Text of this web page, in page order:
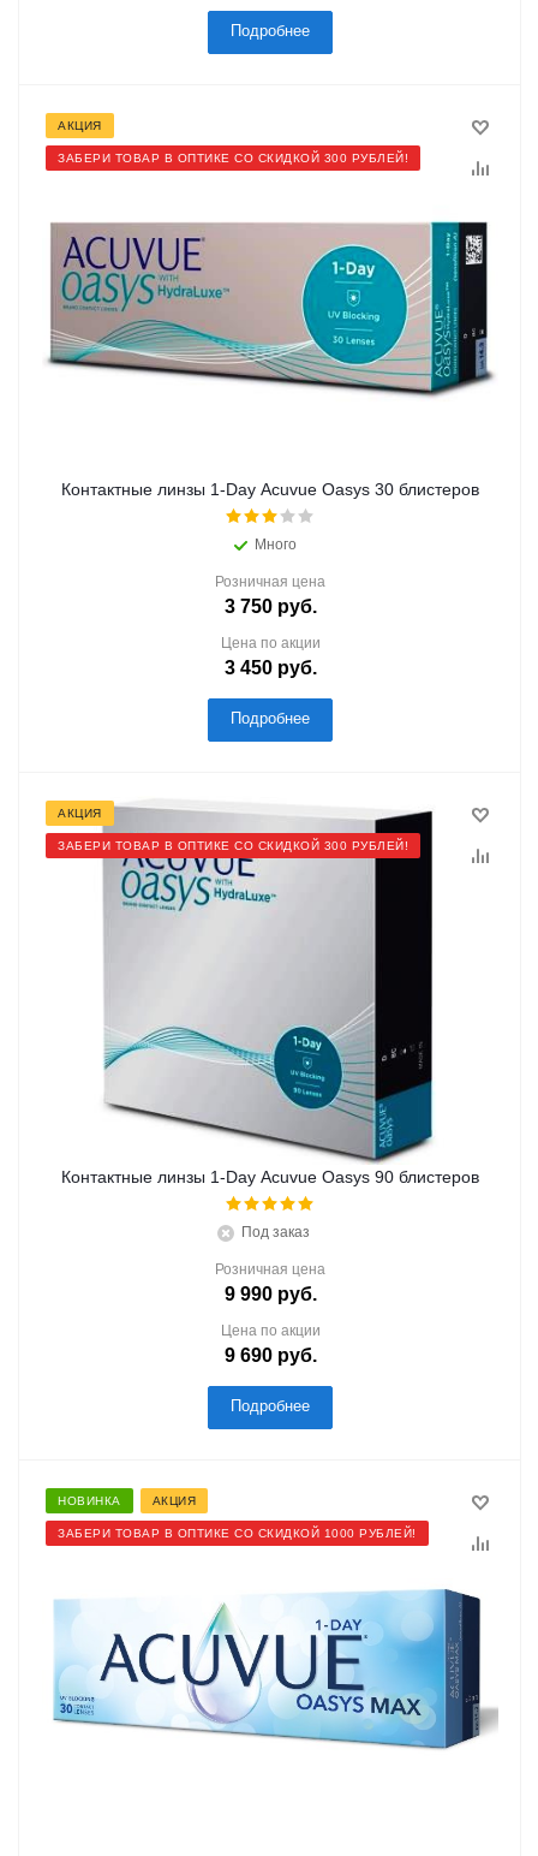
Подробнее
АКЦИЯ
ЗАБЕРИ ТОВАР В ОПТИКЕ СО СКИДКОЙ 300 РУБЛЕЙ!
Контактные линзы 1-Day Acuvue Oasys 30 блистеров
Много
Розничная цена
3 750руб.
Цена по акции
3 450руб.
Подробнее
АКЦИЯ
ЗАБЕРИ ТОВАР В ОПТИКЕ СО СКИДКОЙ 300 РУБЛЕЙ!
Контактные линзы 1-Day Acuvue Oasys 90 блистеров
Под заказ
Розничная цена
9 990руб.
Цена по акции
9 690руб.
Подробнее
НОВИНКА АКЦИЯ
ЗАБЕРИ ТОВАР В ОПТИКЕ СО СКИДКОЙ 1000 РУБЛЕЙ!